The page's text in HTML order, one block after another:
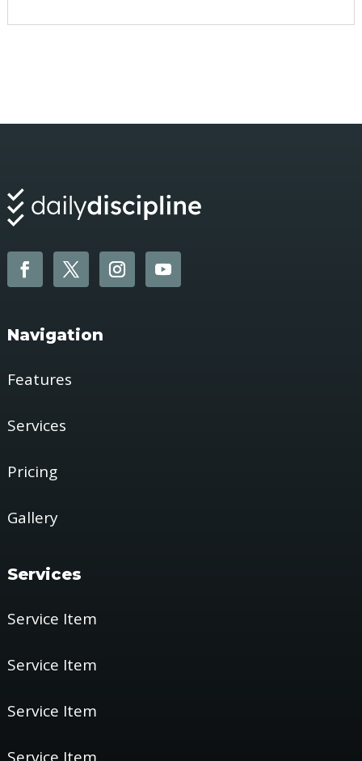
Navigation
Features
Services
Pricing
Gallery
Services
Service Item
Service Item
Service Item
Service Item